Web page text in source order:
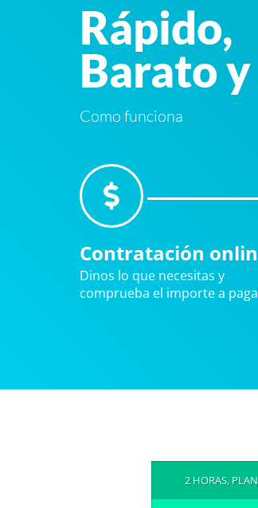
Rápido,
Barato
Como funciona
Contratación
Dinos lo que necesitas y
comprueba el importe a
2 HORAS,